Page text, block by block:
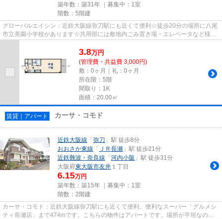
築年数：築31年 ｜募集中： 1室
階数：5階建
グローバルエイシン：近鉄大阪線弥刀駅にも近くて便利☆徒歩20分の場所に八尾
市立美園小学校があります☆共用部には敷地内ごみ置き場・エレベータなど様々
な設備やサービスが揃っている...
3.8万円
(管理費・共益費 3,000円)
敷：0ヶ月｜礼：0ヶ月
所在階：5階
間取り：1K
面積：20.00㎡
賃貸｜アパート カーサ・コモド
近鉄大阪線 「弥刀 」駅 徒歩8分
おおさか東線 「 ＪＲ長瀬 」駅 徒歩21分
近鉄難波・奈良線 「河内小阪 」駅 徒歩31分
大阪府東大阪市友井 １丁目
6.15万円
築年数：築15年 ｜募集中： 1室
階数：2階建
カーサ・コモド：近鉄大阪線弥刀駅にも近くて便利。便利なスーパー「グルメシ
ティ長瀬店」まで474mです。こちらの物件はアパートです。場所が平坦なの